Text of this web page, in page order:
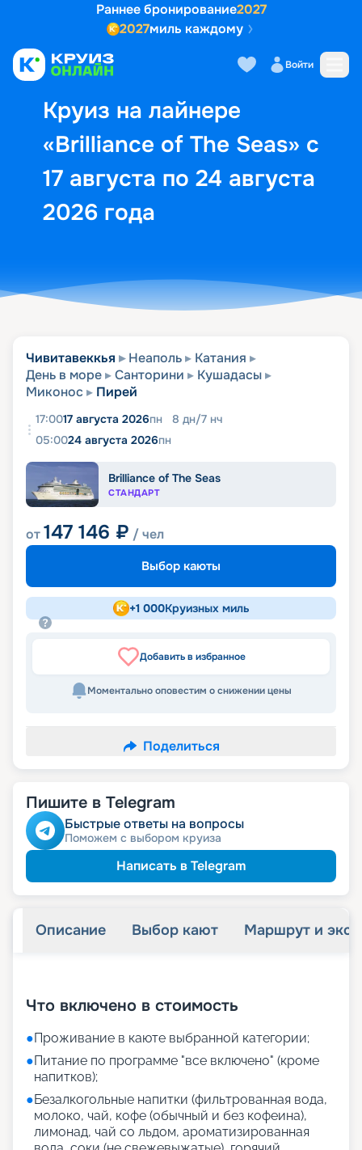
Раннее бронирование2027
2027миль каждому
Войти
Круиз на лайнере
«Brilliance of The Seas» с
17 августа по 24 августа
2026 года
Выбор кают Маршрут и
Чивитавеккья Неаполь
Катания
День в море
Санторини
Кушадасы
Миконос
Пирей
17:0017 августа 2026пн 8 дн/7 нч
05:0024 августа 2026пн
Brilliance of The Seas
СТАНДАРТ
от147 146 ₽ / чел
Выбор каюты
+1 000Круизных миль
Добавить в избранное
Моментально оповестим о снижении цены
Поделиться
Пишите в Telegram
Быстрые ответы на вопросы
Поможем с выбором круиза
Написать в Telegram
Описание Выбор кают Маршрут и
Что включено в стоимость
●Проживание в каюте выбранной категории;
●Питание по программе "все включено" (кроме
напитков);
●Безалкогольные напитки (фильтрованная вода,
молоко, чай, кофе (обычный и без кофеина),
лимонад, чай со льдом, ароматизированная